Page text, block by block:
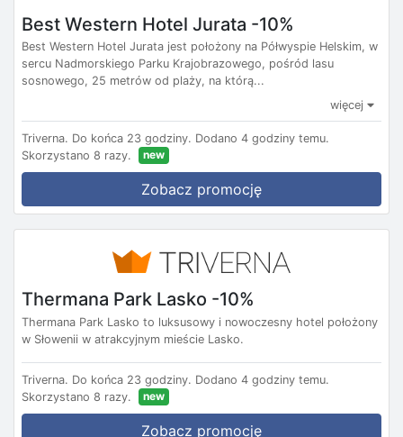
Best Western Hotel Jurata -10%
Best Western Hotel Jurata jest położony na Półwyspie Helskim, w
sercu Nadmorskiego Parku Krajobrazowego, pośród lasu
sosnowego, 25 metrów od plaży, na którą...
więcej
Triverna. Do końca 23 godziny. Dodano 4 godziny temu.
Skorzystano 8 razy.
new
Zobacz promocję
Thermana Park Lasko -10%
Thermana Park Lasko to luksusowy i nowoczesny hotel położony
w Słowenii w atrakcyjnym mieście Lasko.
Triverna. Do końca 23 godziny. Dodano 4 godziny temu.
Skorzystano 8 razy.
new
Zobacz promocję